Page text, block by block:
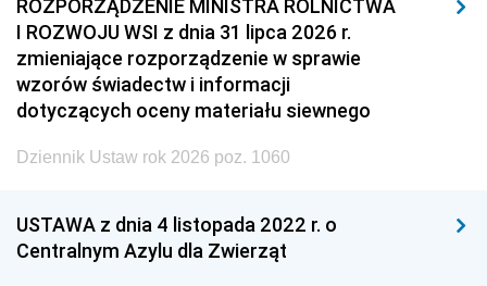
ROZPORZĄDZENIE MINISTRA ROLNICTWA
I ROZWOJU WSI z dnia 31 lipca 2026 r.
zmieniające rozporządzenie w sprawie
wzorów świadectw i informacji
dotyczących oceny materiału siewnego
Dziennik Ustaw rok 2026 poz. 1060
USTAWA z dnia 4 listopada 2022 r. o
Centralnym Azylu dla Zwierząt